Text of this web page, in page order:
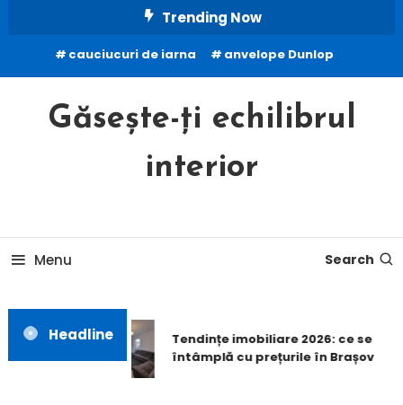
Content
Trending Now
cauciucuri de iarna anvelope Dunlop
Găsește-ți echilibrul
interior
Menu Search
Headline
Tendințe imobiliare 2026: ce se
întâmplă cu prețurile în Brașov